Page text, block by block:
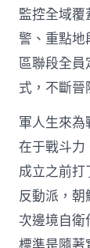
監控全域
警、重點地
區聯段全員
式，不斷晉
軍人生來
在于戰斗力
成立之前
反動派，
次邊境自衛